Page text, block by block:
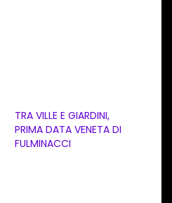
TRA VILLE E GIARDINI,
PRIMA DATA VENETA DI
FULMINACCI